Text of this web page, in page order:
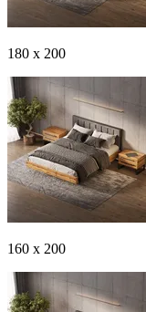
180 x 200
160 x 200